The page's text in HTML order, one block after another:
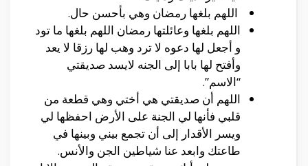
اللهم بلغها رمضان وهي بأحسن حال.
اللهم بلغها وعائلتها رمضان اللهم بلغها ما تود
و أجعل لها دعوه لا ترد وهب لها رزقا لا يعد
وأفتح لها بابا إلى الجنه لايسد صديقتي
“الاسم”.
اللهم أن صديقتي هي أختي وهي قطعة من
قلبي فأنها لي الجنة على الأرض احفظها لي
ويسر الأقدار إلى أن تجمع بيني وبينها في
طاعتك وابعد عنا شياطين الجن والأنس.